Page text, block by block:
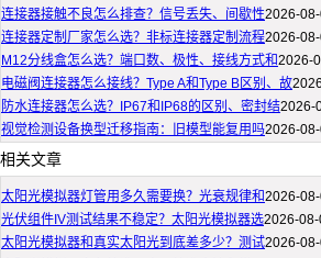
连接器接触不良怎么排查？信号丢失、间歇性2026-
连接器定制厂家怎么选？非标连接器定制流程2026-
M12分线盒怎么选？端口数、极性、接线方式和2026-
电磁阀连接器怎么接线？Type A和Type B区别、故
防水连接器怎么选？IP67和IP68的区别、密封结2026-
视觉检测设备换型迁移指南：旧模型能复用吗2026-
相关文章
太阳光模拟器灯管用多久需要换？光衰规律和2026-
光伏组件IV测试结果不稳定？太阳光模拟器选2026-
太阳光模拟器和真实太阳光到底差多少？测试2026-